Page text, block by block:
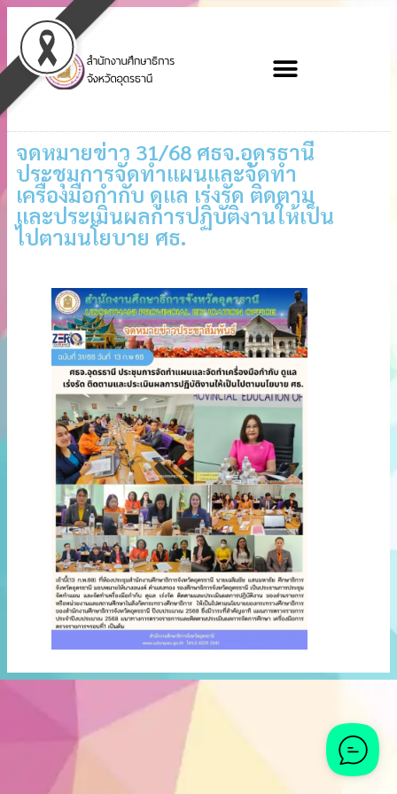
จดหมายข่าว 31/68 ศธจ.อุดรธานี
ประชุมการจัดทำแผนและจัดทำ
เครื่องมือกำกับ ดูแล เร่งรัด ติดตาม
และประเมินผลการปฏิบัติงานให้เป็น
ไปตามนโยบาย ศธ.